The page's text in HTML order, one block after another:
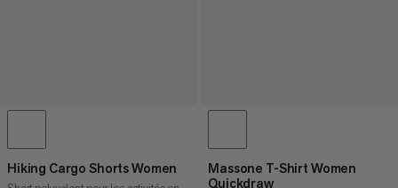
Hiking Cargo Shorts Women
Massone T-Shirt Women
Quickdraw